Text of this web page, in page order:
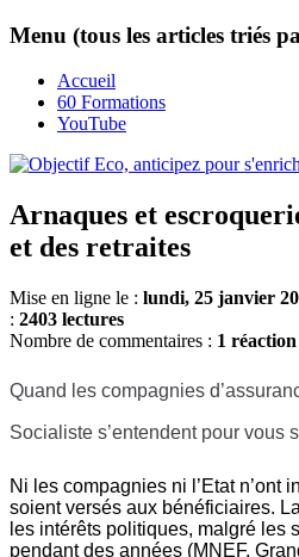
Menu (tous les articles triés
Accueil
60 Formations
YouTube
Arnaques et
et des retraites
Mise en ligne le : lundi, 25 janvier
: 2403 lectures
Nombre de commentaires : 1 réaction
Quand les compagnies
Socialiste s’entendent pour vous
Ni les compagnies ni l’Etat n’ont
soient versés aux bénéficiaires.
les intérêts politiques, malgré les
pendant des années (MNEF,